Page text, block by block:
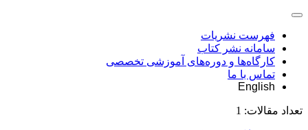
فهرست نشریات
سامانه نشر کتاب
کارگاه‌ها و دوره‌های آموزشی تخصصی
تماس با ما
English
تعداد مقالات: 1